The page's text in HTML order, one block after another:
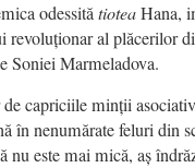
odessitătioteaHana,
revoluționar al plăcerilor
Soniei Marmeladova.
capriciile minții
în nenumărate feluri din
nu este mai mică, aș